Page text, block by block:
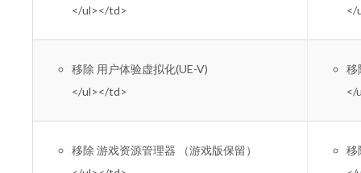
</ul></td>
</
移除 用户体验虚拟化(UE-V)
</ul></td>
移
</
移除 游戏资源管理器 （游戏版保留）
移